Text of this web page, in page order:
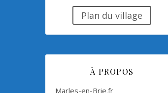
Plan du village
À PROPOS
Marles-en-Brie.fr